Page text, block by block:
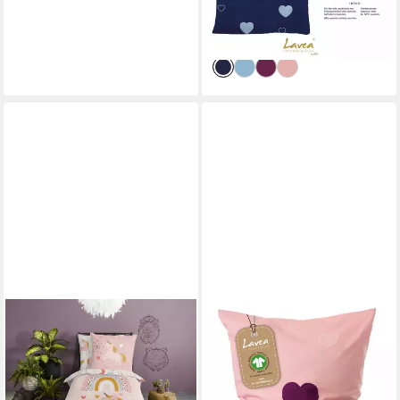
Bettdecke und Kopfkissen
ab 21,95 € UVP 25,49 €
-14%
lieferbar - in 2-3 Werktagen bei dir